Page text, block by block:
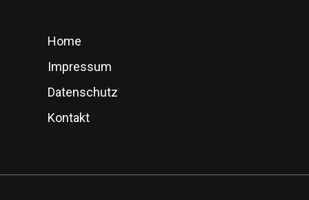
Home
Impressum
Datenschutz
Kontakt